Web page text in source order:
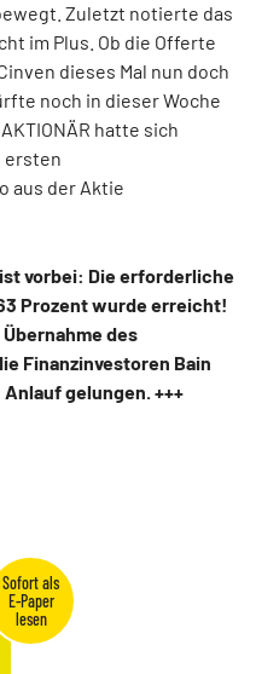
Zuletzt notierte das
im Plus. Ob die Offerte
dieses Mal nun doch
noch in dieser Woche
hatte sich
ersten
aus der Aktie
vorbei: Die erforderliche
Prozent wurde erreicht!
des
Finanzinvestoren Bain
gelungen. +++